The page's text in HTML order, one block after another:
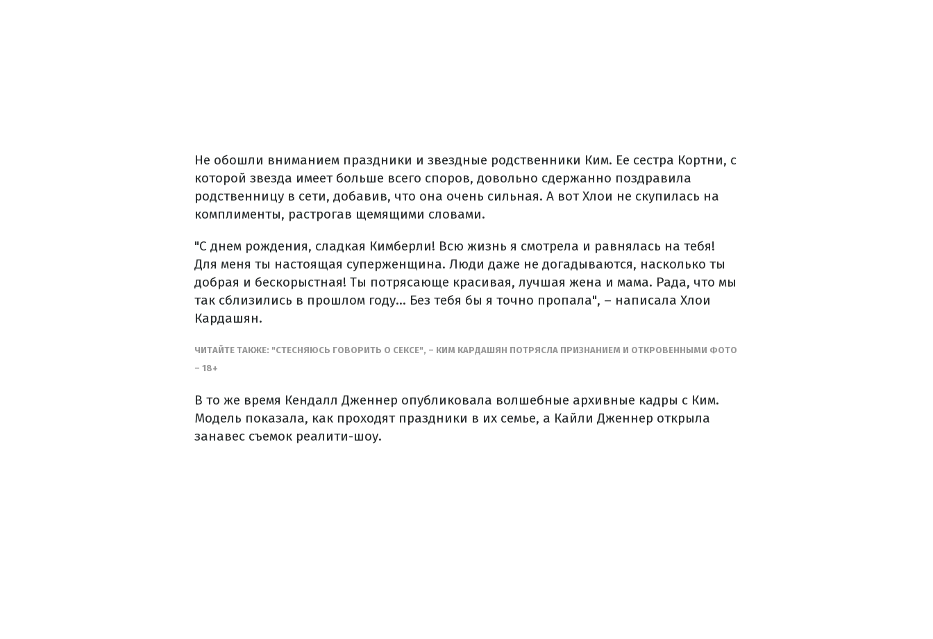
Не обошли вниманием праздники и звездные родственники Ким. Ее сестра Кортни, с
которой звезда имеет больше всего споров, довольно сдержанно поздравила
родственницу в сети, добавив, что она очень сильная. А вот Хлои не скупилась на
комплименты, растрогав щемящими словами.
"С днем рождения, сладкая Кимберли! Всю жизнь я смотрела и равнялась на тебя!
Для меня ты настоящая суперженщина. Люди даже не догадываются, насколько ты
добрая и бескорыстная! Ты потрясающе красивая, лучшая жена и мама. Рада, что мы
так сблизились в прошлом году... Без тебя бы я точно пропала", – написала Хлои
Кардашян.
ЧИТАЙТЕ ТАКЖЕ: "СТЕСНЯЮСЬ ГОВОРИТЬ О СЕКСЕ", – КИМ КАРДАШЯН ПОТРЯСЛА ПРИЗНАНИЕМ И ОТКРОВЕННЫМИ ФОТО
– 18+
В то же время Кендалл Дженнер опубликовала волшебные архивные кадры с Ким.
Модель показала, как проходят праздники в их семье, а Кайли Дженнер открыла
занавес съемок реалити-шоу.